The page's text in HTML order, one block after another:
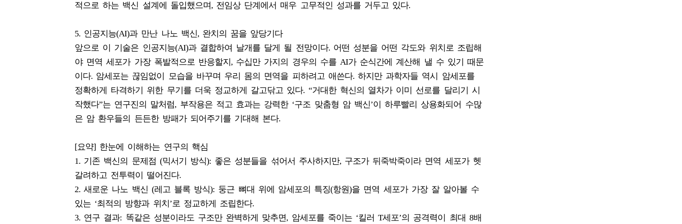
적으로 하는 백신 설계에 돌입했으며, 전임상 단계에서 매우 고무적인 성과를 거두고 있다.
5. 인공지능(AI)과 만난 나노 백신, 완치의 꿈을 앞당기다
앞으로 이 기술은 인공지능(AI)과 결합하여 날개를 달게 될 전망이다. 어떤 성분을 어떤 각도와 위치로 조립해
야 면역 세포가 가장 폭발적으로 반응할지, 수십만 가지의 경우의 수를 AI가 순식간에 계산해 낼 수 있기 때문
이다. 암세포는 끊임없이 모습을 바꾸며 우리 몸의 면역을 피하려고 애쓴다. 하지만 과학자들 역시 암세포를
정확하게 타격하기 위한 무기를 더욱 정교하게 갈고닦고 있다. “거대한 혁신의 열차가 이미 선로를 달리기 시
작했다”는 연구진의 말처럼, 부작용은 적고 효과는 강력한 ‘구조 맞춤형 암 백신’이 하루빨리 상용화되어 수많
은 암 환우들의 든든한 방패가 되어주기를 기대해 본다.
[요약] 한눈에 이해하는 연구의 핵심
1. 기존 백신의 문제점 (믹서기 방식): 좋은 성분들을 섞어서 주사하지만, 구조가 뒤죽박죽이라 면역 세포가 헷
갈려하고 전투력이 떨어진다.
2. 새로운 나노 백신 (레고 블록 방식): 둥근 뼈대 위에 암세포의 특징(항원)을 면역 세포가 가장 잘 알아볼 수
있는 ‘최적의 방향과 위치’로 정교하게 조립한다.
3. 연구 결과: 똑같은 성분이라도 구조만 완벽하게 맞추면, 암세포를 죽이는 ‘킬러 T세포’의 공격력이 최대 8배